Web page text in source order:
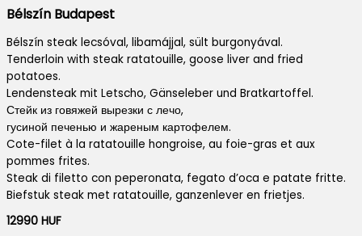
Bélszín Budapest
Bélszín steak lecsóval, libamájjal, sült burgonyával.
Tenderloin with steak ratatouille, goose liver and fried
potatoes.
Lendensteak mit Letscho, Gänseleber und Bratkartoffel.
Стейк из говяжей вырезки с лечо,
гусиной печенью и жареным картофелем.
Cote-filet à la ratatouille hongroise, au foie-gras et aux
pommes frites.
Steak di filetto con peperonata, fegato d’oca e patate fritte.
Biefstuk steak met ratatouille, ganzenlever en frietjes.
12990 HUF